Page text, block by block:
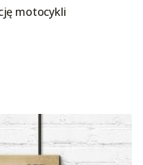
motocykli